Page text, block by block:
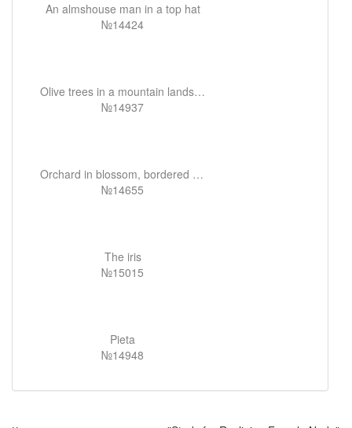
An almshouse man in a top hat
№14424
Olive trees in a mountain landscape
№14937
Orchard in blossom, bordered by cypresses
№14655
The iris
№15015
Pieta
№14948